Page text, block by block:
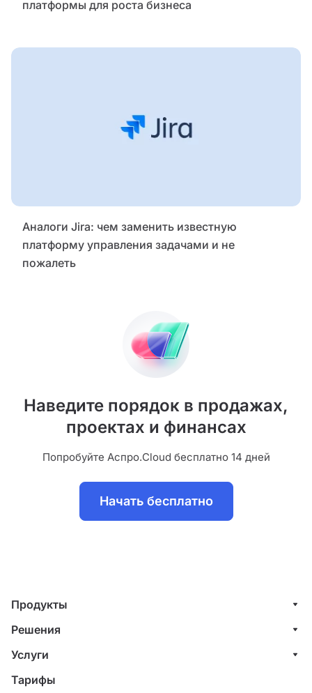
платформы для роста бизнеса
Аналоги Jira: чем заменить известную
платформу управления задачами и не
пожалеть
Наведите порядок в продажах,
проектах и финансах
Попробуйте Аспро.Cloud бесплатно 14 дней
Начать бесплатно
Продукты
Управление клиентами (CRM)
Проекты
Финансы
Решения
ИТ-компании
Строительные компании
Услуги
Внедрение системы управления клиентами
Тарифы